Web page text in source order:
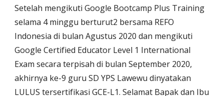
Setelah mengikuti Google Bootcamp Plus Training
selama 4 minggu berturut2 bersama REFO
Indonesia di bulan Agustus 2020 dan mengikuti
Google Certified Educator Level 1 International
Exam secara terpisah di bulan September 2020,
akhirnya ke-9 guru SD YPS Lawewu dinyatakan
LULUS tersertifikasi GCE-L1. Selamat Bapak dan Ibu